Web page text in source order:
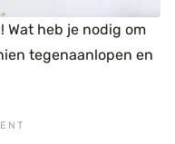
Wat heb je nodig om
tegenaanlopen en